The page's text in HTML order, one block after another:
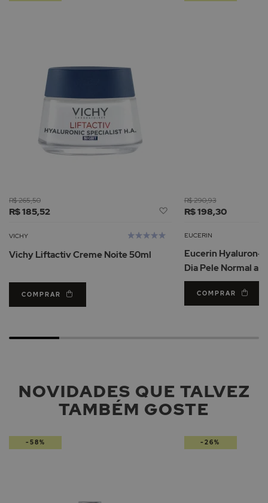
R$ 185,52
R$ 265,50
Adicionar
Lista
Desejos
VICHY
Avaliação:
Vichy Liftactiv Creme Noite 50ml
COMPRAR
R$ 198,30
R$ 290,93
EUCERIN
Eucerin Hyaluron-
Dia Pele Normal a
COMPRAR
NOVIDADES QUE TALVEZ
TAMBÉM GOSTE
-58% -26%